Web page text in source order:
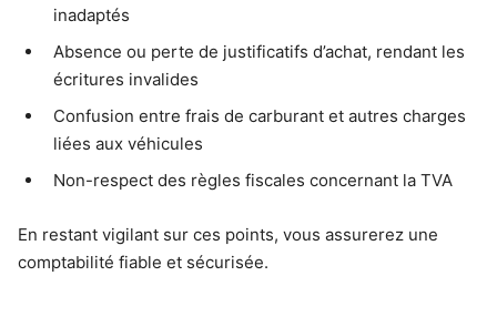
inadaptés
Absence ou perte de justificatifs d’achat, rendant les
écritures invalides
Confusion entre frais de carburant et autres charges
liées aux véhicules
Non-respect des règles fiscales concernant la TVA
En restant vigilant sur ces points, vous assurerez une
comptabilité fiable et sécurisée.